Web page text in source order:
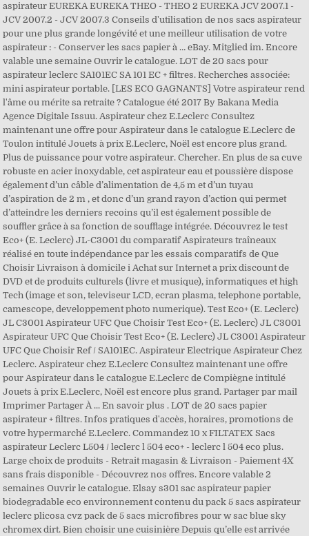
aspirateur EUREKA EUREKA THEO - THEO 2 EUREKA JCV 2007.1 -
JCV 2007.2 - JCV 2007.3 Conseils d'utilisation de nos sacs aspirateur
pour une plus grande longévité et une meilleur utilisation de votre
aspirateur : - Conserver les sacs papier à … eBay. Mitglied im. Encore
valable une semaine Ouvrir le catalogue. LOT de 20 sacs pour
aspirateur leclerc SA101EC SA 101 EC + filtres. Recherches associée:
mini aspirateur portable. [LES ECO GAGNANTS] Votre aspirateur rend
l'âme ou mérite sa retraite ? Catalogue été 2017 By Bakana Media
Agence Digitale Issuu. Aspirateur chez E.Leclerc Consultez
maintenant une offre pour Aspirateur dans le catalogue E.Leclerc de
Toulon intitulé Jouets à prix E.Leclerc, Noël est encore plus grand.
Plus de puissance pour votre aspirateur. Chercher. En plus de sa cuve
robuste en acier inoxydable, cet aspirateur eau et poussière dispose
également d’un câble d’alimentation de 4,5 m et d’un tuyau
d’aspiration de 2 m , et donc d’un grand rayon d’action qui permet
d’atteindre les derniers recoins qu’il est également possible de
souffler grâce à sa fonction de soufflage intégrée. Découvrez le test
Eco+ (E. Leclerc) JL-C3001 du comparatif Aspirateurs traîneaux
réalisé en toute indépendance par les essais comparatifs de Que
Choisir Livraison à domicile i Achat sur Internet a prix discount de
DVD et de produits culturels (livre et musique), informatiques et high
Tech (image et son, televiseur LCD, ecran plasma, telephone portable,
camescope, developpement photo numerique). Test Eco+ (E. Leclerc)
JL C3001 Aspirateur UFC Que Choisir Test Eco+ (E. Leclerc) JL C3001
Aspirateur UFC Que Choisir Test Eco+ (E. Leclerc) JL C3001 Aspirateur
UFC Que Choisir Ref / SA101EC. Aspirateur Electrique Aspirateur Chez
Leclerc. Aspirateur chez E.Leclerc Consultez maintenant une offre
pour Aspirateur dans le catalogue E.Leclerc de Compiègne intitulé
Jouets à prix E.Leclerc, Noël est encore plus grand. Partager par mail
Imprimer Partager À ... En savoir plus . LOT de 20 sacs papier
aspirateur + filtres. Infos pratiques d'accès, horaires, promotions de
votre hypermarché E.Leclerc. Commandez 10 x FILTATEX Sacs
aspirateur Leclerc L504 / leclerc l 504 eco+ - leclerc l 504 eco plus.
Large choix de produits - Retrait magasin & Livraison - Paiement 4X
sans frais disponible - Découvrez nos offres. Encore valable 2
semaines Ouvrir le catalogue. Elsay s301 sac aspirateur papier
biodegradable eco environnement contenu du pack 5 sacs aspirateur
leclerc plicosa cvz pack de 5 sacs microfibres pour w sac blue sky
chromex dirt. Bien choisir une cuisinière Depuis qu’elle est arrivée